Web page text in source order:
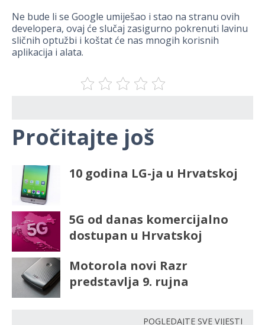
Ne bude li se Google umiješao i stao na stranu ovih
developera, ovaj će slučaj zasigurno pokrenuti lavinu
sličnih optužbi i koštat će nas mnogih korisnih
aplikacija i alata.
Pročitajte još
10 godina LG-ja u Hrvatskoj
5G od danas komercijalno
dostupan u Hrvatskoj
Motorola novi Razr
predstavlja 9. rujna
POGLEDAJTE SVE VIJESTI